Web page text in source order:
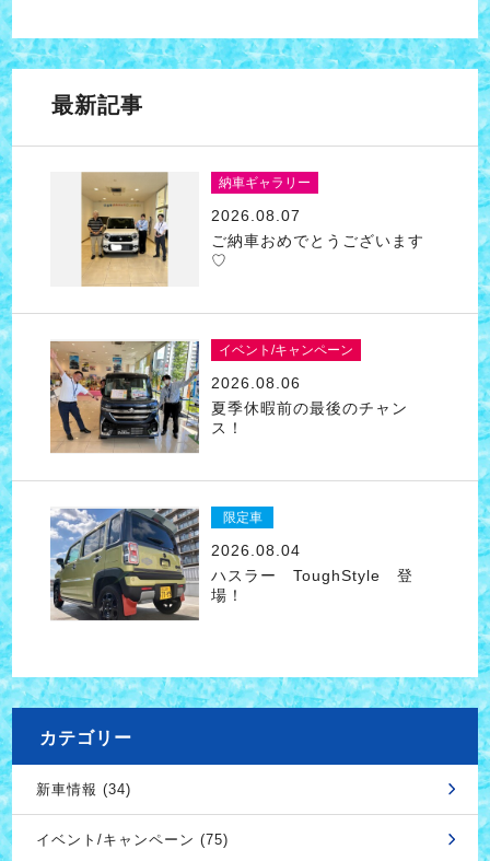
最新記事
納車ギャラリー
2026.08.07
ご納車おめでとうございます
♡
イベント/キャンペーン
2026.08.06
夏季休暇前の最後のチャン
ス！
限定車
2026.08.04
ハスラー ToughStyle 登
場！
カテゴリー
新車情報 (34)
イベント/キャンペーン (75)